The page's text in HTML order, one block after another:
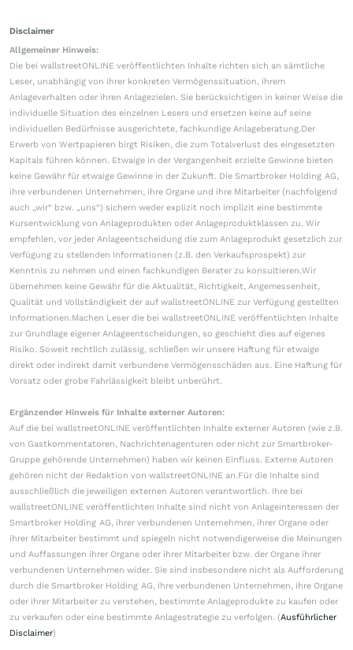
Disclaimer
Allgemeiner Hinweis:
Die bei wallstreetONLINE veröffentlichten Inhalte richten sich an sämtliche
Leser, unabhängig von ihrer konkreten Vermögenssituation, ihrem
Anlageverhalten oder ihren Anlagezielen. Sie berücksichtigen in keiner Weise die
individuelle Situation des einzelnen Lesers und ersetzen keine auf seine
individuellen Bedürfnisse ausgerichtete, fachkundige Anlageberatung.Der
Erwerb von Wertpapieren birgt Risiken, die zum Totalverlust des eingesetzten
Kapitals führen können. Etwaige in der Vergangenheit erzielte Gewinne bieten
keine Gewähr für etwaige Gewinne in der Zukunft. Die Smartbroker Holding AG,
ihre verbundenen Unternehmen, ihre Organe und ihre Mitarbeiter (nachfolgend
auch „wir“ bzw. „uns“) sichern weder explizit noch implizit eine bestimmte
Kursentwicklung von Anlageprodukten oder Anlageproduktklassen zu. Wir
empfehlen, vor jeder Anlageentscheidung die zum Anlageprodukt gesetzlich zur
Verfügung zu stellenden Informationen (z.B. den Verkaufsprospekt) zur
Kenntnis zu nehmen und einen fachkundigen Berater zu konsultieren.Wir
übernehmen keine Gewähr für die Aktualität, Richtigkeit, Angemessenheit,
Qualität und Vollständigkeit der auf wallstreetONLINE zur Verfügung gestellten
Informationen.Machen Leser die bei wallstreetONLINE veröffentlichten Inhalte
zur Grundlage eigener Anlageentscheidungen, so geschieht dies auf eigenes
Risiko. Soweit rechtlich zulässig, schließen wir unsere Haftung für etwaige
direkt oder indirekt damit verbundene Vermögensschäden aus. Eine Haftung für
Vorsatz oder grobe Fahrlässigkeit bleibt unberührt.
Ergänzender Hinweis für Inhalte externer Autoren:
Auf die bei wallstreetONLINE veröffentlichten Inhalte externer Autoren (wie z.B.
von Gastkommentatoren, Nachrichtenagenturen oder nicht zur Smartbroker-
Gruppe gehörende Unternehmen) haben wir keinen Einfluss. Externe Autoren
gehören nicht der Redaktion von wallstreetONLINE an.Für die Inhalte sind
ausschließlich die jeweiligen externen Autoren verantwortlich. Ihre bei
wallstreetONLINE veröffentlichten Inhalte sind nicht von Anlageinteressen der
Smartbroker Holding AG, ihrer verbundenen Unternehmen, ihrer Organe oder
ihrer Mitarbeiter bestimmt und spiegeln nicht notwendigerweise die Meinungen
und Auffassungen ihrer Organe oder ihrer Mitarbeiter bzw. der Organe ihrer
verbundenen Unternehmen wider. Sie sind insbesondere nicht als Aufforderung
durch die Smartbroker Holding AG, ihre verbundenen Unternehmen, ihre Organe
oder ihrer Mitarbeiter zu verstehen, bestimmte Anlageprodukte zu kaufen oder
zu verkaufen oder eine bestimmte Anlagestrategie zu verfolgen. (Ausführlicher
Disclaimer)